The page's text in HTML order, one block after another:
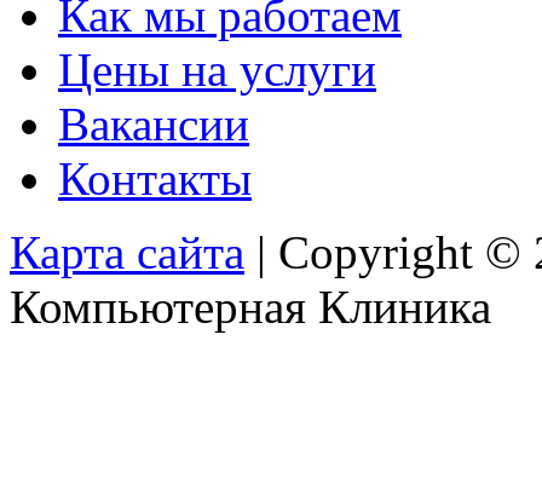
Как мы работаем
Цены на услуги
Вакансии
Контакты
Карта сайта | Copyright ©
Компьютерная Клиника